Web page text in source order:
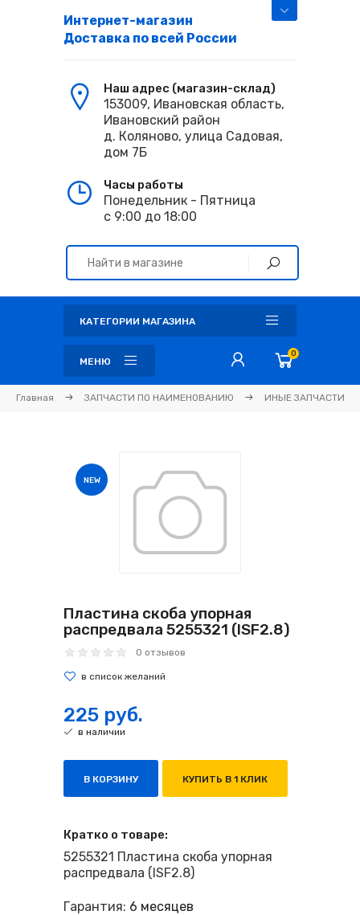
Интернет-магазин
Доставка по всей России
Наш адрес (магазин-склад)
153009, Ивановская область,
Ивановский район
д. Коляново, улица Садовая,
дом 7Б
Часы работы
Понедельник - Пятница
с 9:00 до 18:00
КАТЕГОРИИ МАГАЗИНА
МЕНЮ
0
Главная ЗАПЧАСТИ ПО НАИМЕНОВАНИЮ ИНЫЕ ЗАПЧАСТИ
NEW
Пластина скоба упорная
распредвала 5255321 (ISF2.8)
0 отзывов
225 руб.
в наличии
В КОРЗИНУ КУПИТЬ В 1 КЛИК
Кратко о товаре:
5255321 Пластина скоба упорная
распредвала (ISF2.8)
Гарантия: 6 месяцев